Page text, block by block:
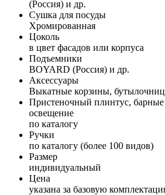
(Россия) и др.
Сушка для посуды
Хромированная
Цоколь
в цвет фасадов или корпуса
Подъемники
BOYARD (Россия) и др.
Аксессуары
Выкатные корзины,
Пристеночный плинтус, барные
освещение
по каталогу
Ручки
по каталогу (более 100 видов)
Размер
индивидуальный
Цена
указана за базовую